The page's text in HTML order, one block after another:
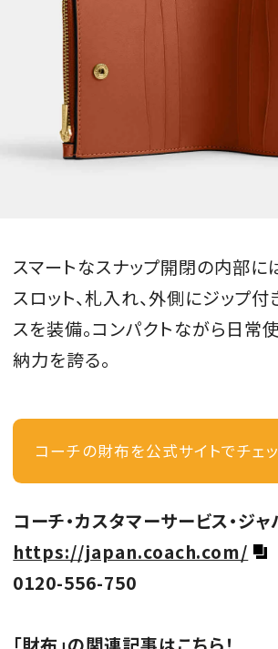
スマートなスナップ開閉の内部に
スロット、札入れ、外側にジップ
スを装備。コンパクトながら日常
納力を誇る。
コーチの財布を公式サイトでチェ
コーチ・カスタマーサービス・ジ
https://japan.coach.com/
0120-556-750